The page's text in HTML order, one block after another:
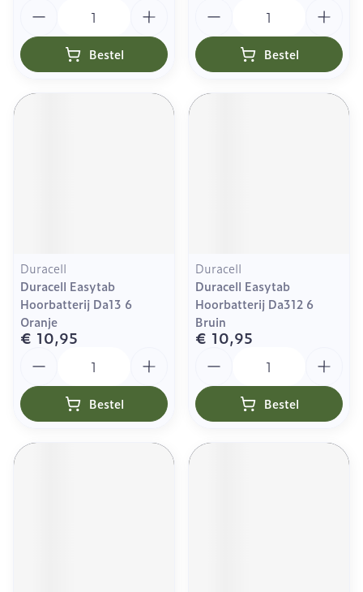
Bestel Bestel
Duracell
Duracell Easytab
Hoorbatterij Da13 6
Oranje
€ 10,95
Bestel
Duracell
Duracell Easytab
Hoorbatterij Da312 6
Bruin
€ 10,95
Bestel